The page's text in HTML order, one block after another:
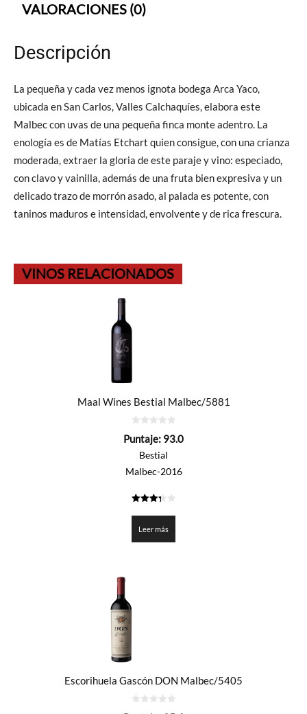
VALORACIONES (0)
Descripción
La pequeña y cada vez menos ignota bodega Arca Yaco,
ubicada en San Carlos, Valles Calchaquíes, elabora este
Malbec con uvas de una pequeña finca monte adentro. La
enología es de Matías Etchart quien consigue, con una crianza
moderada, extraer la gloria de este paraje y vino: especiado,
con clavo y vainilla, además de una fruta bien expresiva y un
delicado trazo de morrón asado, al palada es potente, con
taninos maduros e intensidad, envolvente y de rica frescura.
VINOS RELACIONADOS
Maal Wines Bestial Malbec/5881
de
Puntaje: 93.0
Bestial
Malbec-2016
de 5
Leer más
Escorihuela Gascón DON Malbec/5405